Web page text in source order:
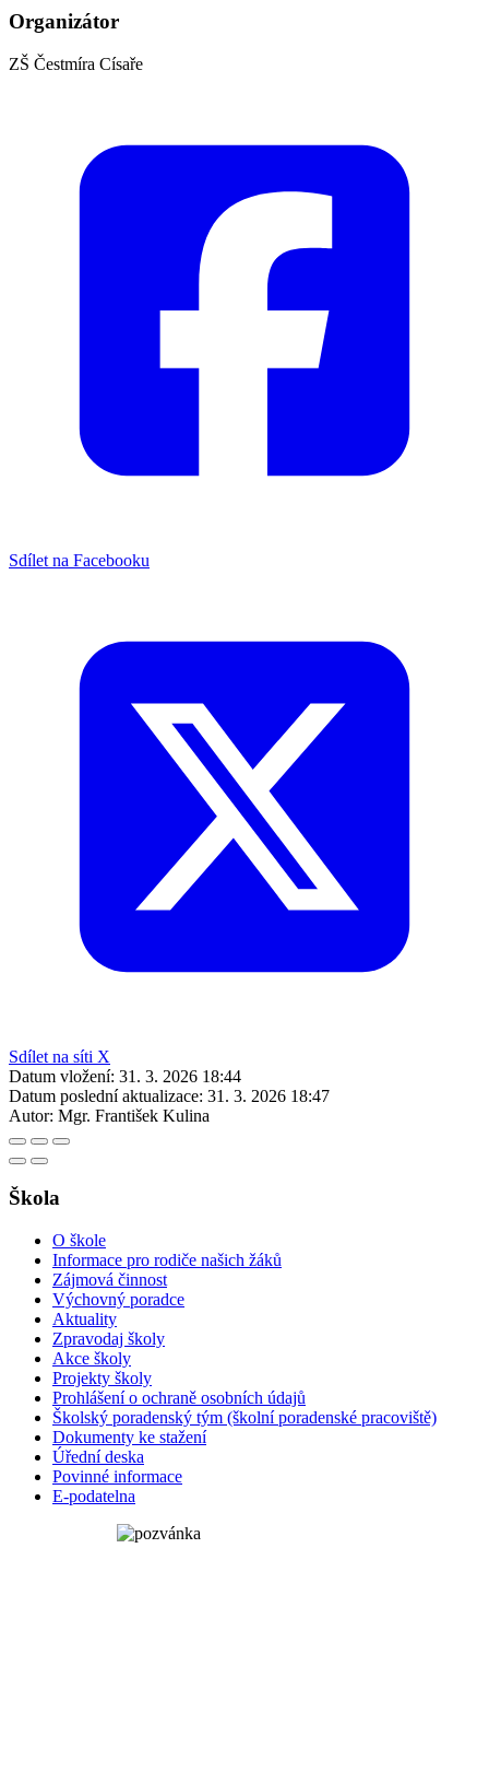
Organizátor
ZŠ Čestmíra Císaře
Sdílet na Facebooku
Sdílet na síti X
Datum vložení: 31. 3. 2026 18:44
Datum poslední aktualizace: 31. 3. 2026 18:47
Autor: Mgr. František Kulina
Škola
O škole
Informace pro rodiče našich žáků
Zájmová činnost
Výchovný poradce
Aktuality
Zpravodaj školy
Akce školy
Projekty školy
Prohlášení o ochraně osobních údajů
Školský poradenský tým (školní poradenské pracoviště)
Dokumenty ke stažení
Úřední deska
Povinné informace
E-podatelna